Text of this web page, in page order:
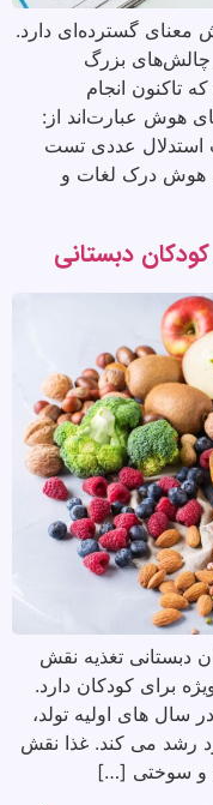
گسترده‌ای دارد.
بزرگ
تاکنون انجام
هوش عبارت‌اند از:
عددی تست
درک لغات و
دبستانی تغذیه نقش
برای کودکان دارد.
سال های اولیه تولد،
رشد می کند. غذا نقش
و سوختی […]